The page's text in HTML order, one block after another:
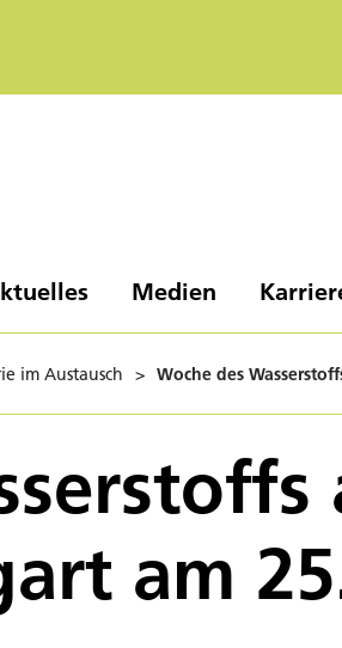
Medien
im Austausch > Woche des
am